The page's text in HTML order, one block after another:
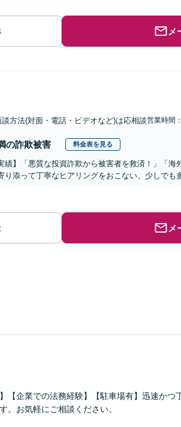
メ
談方法(対面・電話・ビデオなど)は応相談営業時間
の詐欺被害 料金表を見る
績】「悪質な投資詐欺から被害者を救済！」「
り添って丁寧なヒアリングをおこない、少しでも
メ
【企業での法務経験】【駐車場有】迅速かつ
。お気軽にご相談ください。